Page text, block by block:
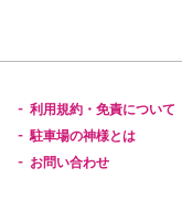
- 利用規約・免責について
- 駐車場の神様とは
- お問い合わせ